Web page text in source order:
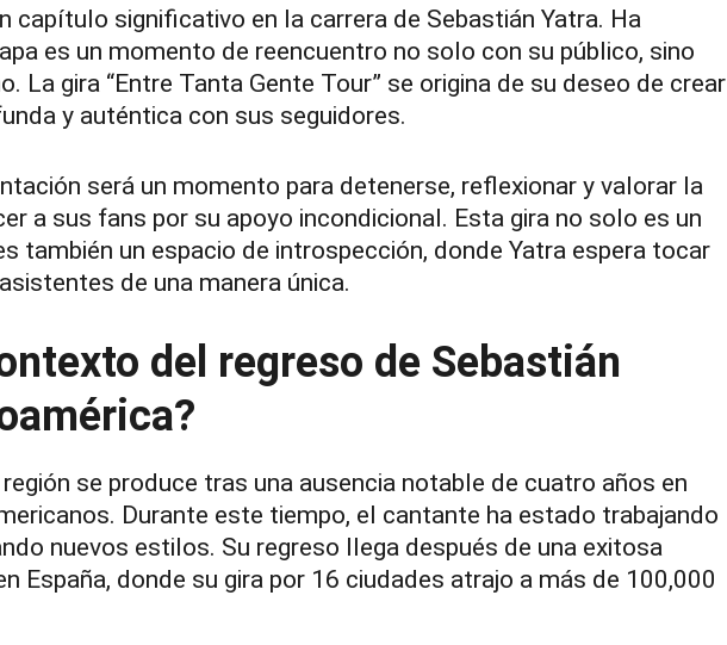
capítulo significativo en la carrera de Sebastián Yatra. Ha
es un momento de reencuentro no solo con su público, sino
La gira “Entre Tanta Gente Tour” se origina de su deseo de crear
y auténtica con sus seguidores.
será un momento para detenerse, reflexionar y valorar la
a sus fans por su apoyo incondicional. Esta gira no solo es un
también un espacio de introspección, donde Yatra espera tocar
de una manera única.
del regreso de Sebastián
se produce tras una ausencia notable de cuatro años en
Durante este tiempo, el cantante ha estado trabajando
nuevos estilos. Su regreso llega después de una exitosa
España, donde su gira por 16 ciudades atrajo a más de 100,000